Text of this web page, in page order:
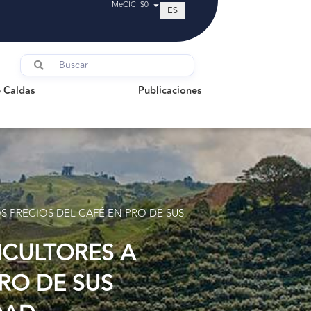
MeCIC: $0 ES
Publicaciones
Publicaciones
DEL CAFÉ EN PRO DE SUS
A
DE SUS